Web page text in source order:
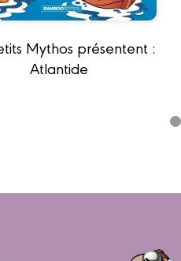
Mythos présentent :
Atlantide